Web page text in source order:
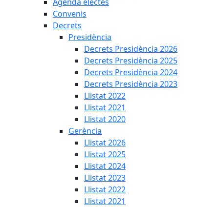
Convenis
Decrets
Presidència
Decrets Presidència 2026
Decrets Presidència 2025
Decrets Presidència 2024
Decrets Presidència 2023
Llistat 2022
Llistat 2021
Llistat 2020
Gerència
Llistat 2026
Llistat 2025
Llistat 2024
Llistat 2023
Llistat 2022
Llistat 2021